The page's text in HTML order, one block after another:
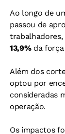
Ao longo de
passou de
trabalhadores,
13,9% da
Além dos
optou por
consideradas
operação.
Os impactos